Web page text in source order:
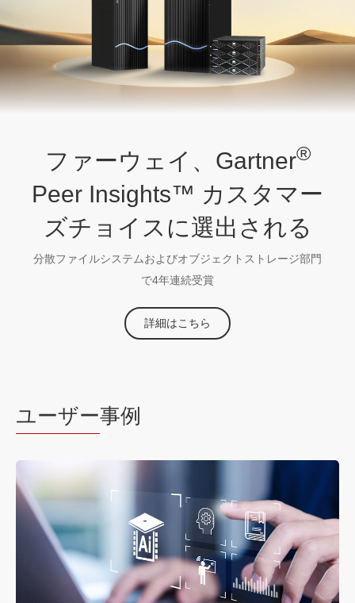
ファーウェイ、Gartner®
Peer Insights™ カスタマー
ズチョイスに選出される
分散ファイルシステムおよびオブジェクトストレージ部門
で4年連続受賞
詳細はこちら
ユーザー事例